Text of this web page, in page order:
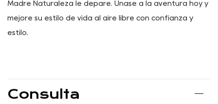
soporte y un servicio confiables.
Experimente la diferencia con el dosel portátil extraíble
para carro plegable y descubra un mundo de
Con el dosel portátil extraíble, puede mantenerse